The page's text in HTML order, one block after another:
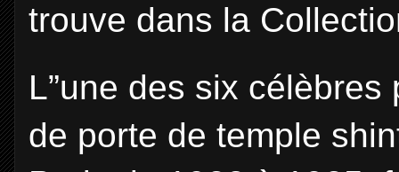
trouve dans la
L”une des six
de porte de temple